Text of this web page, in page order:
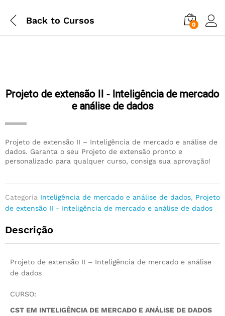
Back to Cursos 0
Projeto de extensão II - Inteligência de mercado
e análise de dados
Projeto de extensão II – Inteligência de mercado e análise de
dados. Garanta o seu Projeto de extensão pronto e
personalizado para qualquer curso, consiga sua aprovação!
Categoria Inteligência de mercado e análise de dados, Projeto
de extensão II - Inteligência de mercado e análise de dados
Descrição
Projeto de extensão II – Inteligência de mercado e análise
de dados
CURSO:
CST EM INTELIGÊNCIA DE MERCADO E ANÁLISE DE DADOS